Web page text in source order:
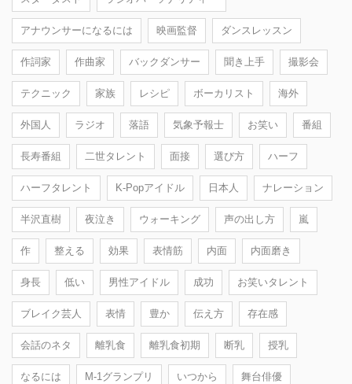
アナウンサーになるには 映画監督 ダンスレッスン
作詞家 作曲家 バックダンサー 聞き上手 撮影会
テクニック 家族 レシピ ボーカリスト 海外
外国人 ラジオ 落語 気象予報士 お笑い 番組
長寿番組 二世タレント 面接 選び方 ハーフ
ハーフタレント K-Popアイドル 日本人 ナレーション
半沢直樹 夜泣き ウォーキング 声の出し方 嵐
作 整える 効果 表情筋 内面 内面磨き
身長 低い 男性アイドル 成功 お笑いタレント
ブレイク芸人 表情 豊か 伝え方 存在感
会話のネタ 離乳食 離乳食初期 断乳 授乳
なるには M-1グランプリ いつから 舞台俳優